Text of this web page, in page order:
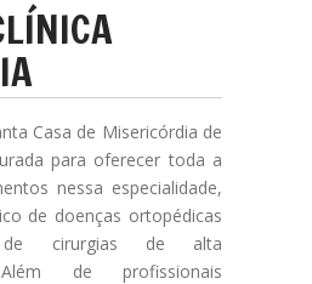
Casa de Misericórdia de
para oferecer toda a
nessa especialidade,
de doenças ortopédicas
cirurgias de alta
Além de profissionais